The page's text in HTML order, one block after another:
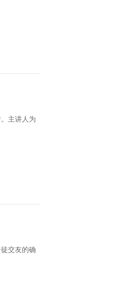
主讲人为
交友的确